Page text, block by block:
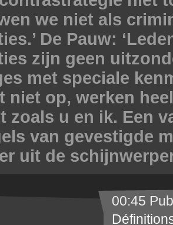
we niet als
De Pauw:
zijn geen
met speciale
niet op, werken
zoals u en ik. Een
van gevestigde
uit de
00:45